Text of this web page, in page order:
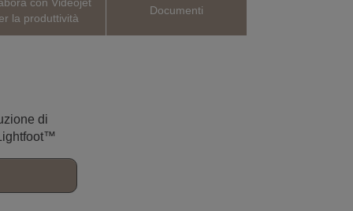
con Videojet
la produttività
Documenti
di